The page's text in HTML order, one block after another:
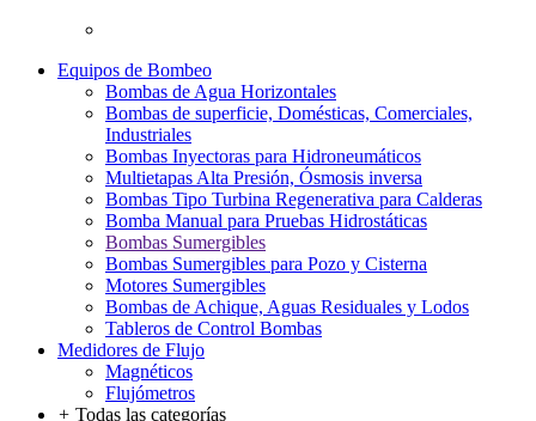
Equipos de Bombeo
Bombas de Agua Horizontales
Bombas de superficie, Domésticas, Comerciales,
Industriales
Bombas Inyectoras para Hidroneumáticos
Multietapas Alta Presión, Ósmosis inversa
Bombas Tipo Turbina Regenerativa para Calderas
Bomba Manual para Pruebas Hidrostáticas
Bombas Sumergibles
Bombas Sumergibles para Pozo y Cisterna
Motores Sumergibles
Bombas de Achique, Aguas Residuales y Lodos
Tableros de Control Bombas
Medidores de Flujo
Magnéticos
Flujómetros
+ Todas las categorías